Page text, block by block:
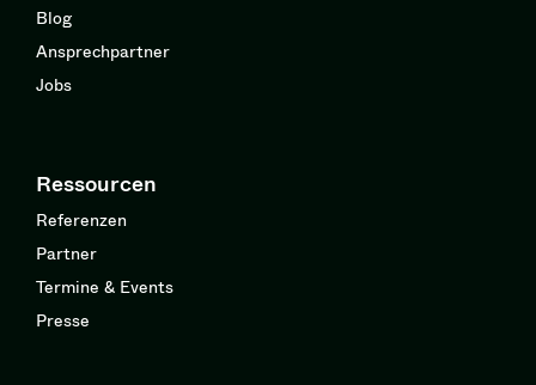
Blog
Ansprechpartner
Jobs
Ressourcen
Referenzen
Partner
Termine & Events
Presse